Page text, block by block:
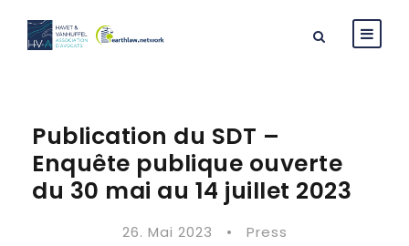
Publication du SDT –
Enquête publique ouverte
du 30 mai au 14 juillet 2023
26. Mai 2023 • Press